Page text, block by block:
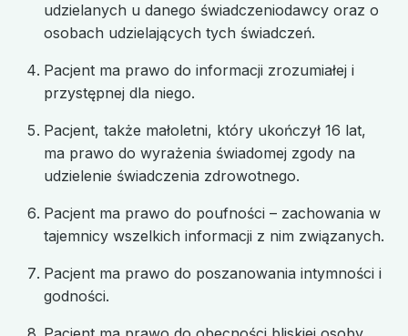
udzielanych u danego świadczeniodawcy oraz o
osobach udzielających tych świadczeń.
Pacjent ma prawo do informacji zrozumiałej i
przystępnej dla niego.
Pacjent, także małoletni, który ukończył 16 lat,
ma prawo do wyrażenia świadomej zgody na
udzielenie świadczenia zdrowotnego.
Pacjent ma prawo do poufności – zachowania w
tajemnicy wszelkich informacji z nim związanych.
Pacjent ma prawo do poszanowania intymności i
godności.